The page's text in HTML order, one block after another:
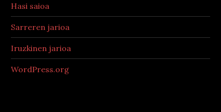
Hasi saioa
Sarreren jarioa
Iruzkinen jarioa
WordPress.org